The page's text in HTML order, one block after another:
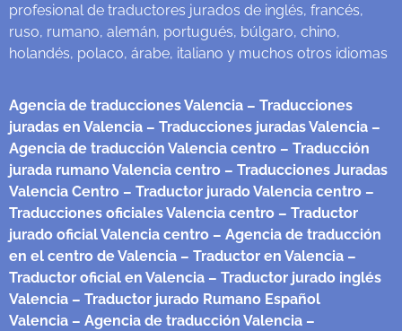
profesional de traductores jurados de inglés, francés,
ruso, rumano, alemán, portugués, búlgaro, chino,
holandés, polaco, árabe, italiano y muchos otros idiomas
Agencia de traducciones Valencia – Traducciones
juradas en Valencia – Traducciones juradas Valencia –
Agencia de traducción Valencia centro – Traducción
jurada rumano Valencia centro – Traducciones Juradas
Valencia Centro – Traductor jurado Valencia centro –
Traducciones oficiales Valencia centro – Traductor
jurado oficial Valencia centro – Agencia de traducción
en el centro de Valencia – Traductor en Valencia –
Traductor oficial en Valencia – Traductor jurado inglés
Valencia – Traductor jurado Rumano Español
Valencia – Agencia de traducción Valencia –